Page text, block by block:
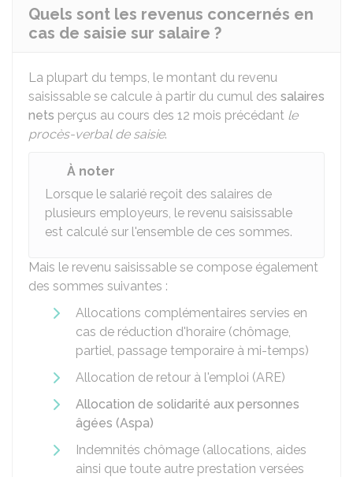
Quels sont les revenus concernés en
cas de saisie sur salaire ?
La plupart du temps, le montant du revenu
saisissable se calcule à partir du cumul des salaires
nets perçus au cours des 12 mois précédant le
procès-verbal de saisie.
À noter
Lorsque le salarié reçoit des salaires de
plusieurs employeurs, le revenu saisissable
est calculé sur l'ensemble de ces sommes.
Mais le revenu saisissable se compose également
des sommes suivantes :
Allocations complémentaires servies en
cas de réduction d'horaire (chômage,
partiel, passage temporaire à mi-temps)
Allocation de retour à l'emploi (ARE)
Allocation de solidarité aux personnes
âgées (Aspa)
Indemnités chômage (allocations, aides
ainsi que toute autre prestation versées